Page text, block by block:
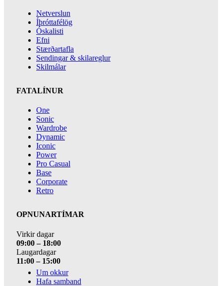
Netverslun
Íþróttafélög
Óskalisti
Efni
Stærðartafla
Sendingar & skilareglur
Skilmálar
FATALÍNUR
One
Sonic
Wardrobe
Dynamic
Iconic
Power
Pro Casual
Base
Corporate
Retro
OPNUNARTÍMAR
Virkir dagar
09:00 – 18:00
Laugardagar
11:00 – 15:00
Um okkur
Hafa samband